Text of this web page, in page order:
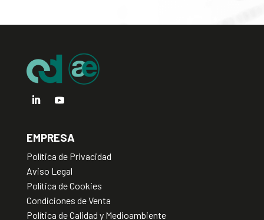
EMPRESA
Política de Privacidad
Aviso Legal
Política de Cookies
Condiciones de Venta
Política de Calidad y Medioambiente